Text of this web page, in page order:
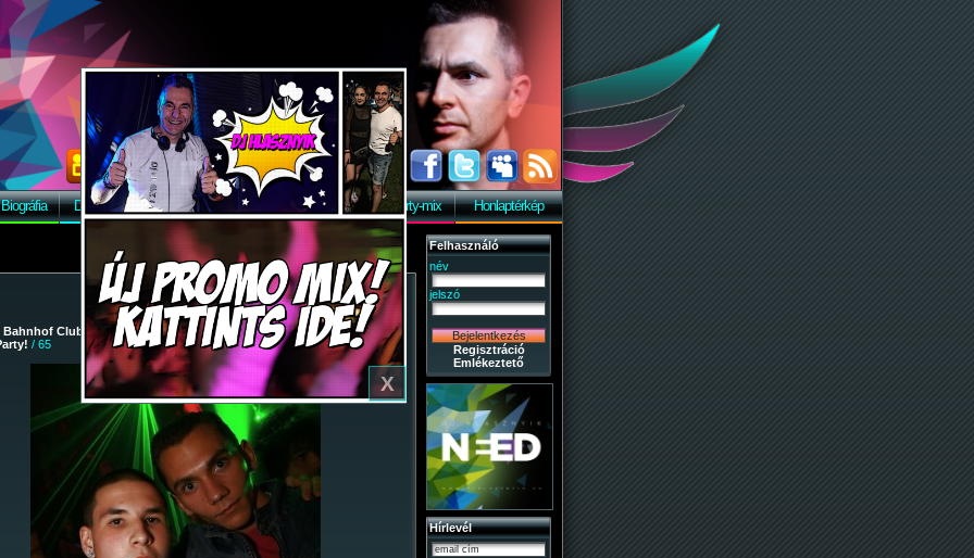
X
Biográfia Discográfia Képek Letöltés Vendégkönyv Party-mix Honlaptérkép
Bahnhof Club /2008-12-20 - Party-mix Night Tour 2009. - Fehérvár
/ 65
Felhasználó
név
jelszó
Regisztráció
Emlékeztető
Hírlevél